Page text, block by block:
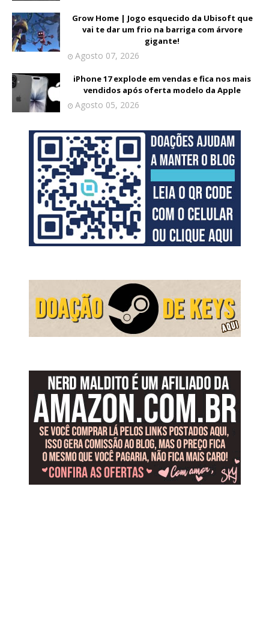
Grow Home | Jogo esquecido da Ubisoft que
vai te dar um frio na barriga com árvore
gigante!
Agosto 07, 2026
iPhone 17 explode em vendas e fica nos mais
vendidos após oferta modelo da Apple
Agosto 05, 2026